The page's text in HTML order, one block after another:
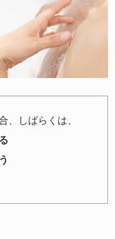
、しばらくは、